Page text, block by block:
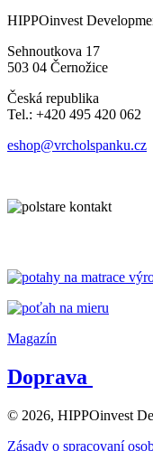
HIPPOinvest
Sehnoutkova 17
503 04 Černožice
Česká republika
Tel.: +420 495 420 062
eshop@vrcholspanku.cz
Magazín
Doprava
© 2026, HIPPOinvest
Zásady o spracovaní